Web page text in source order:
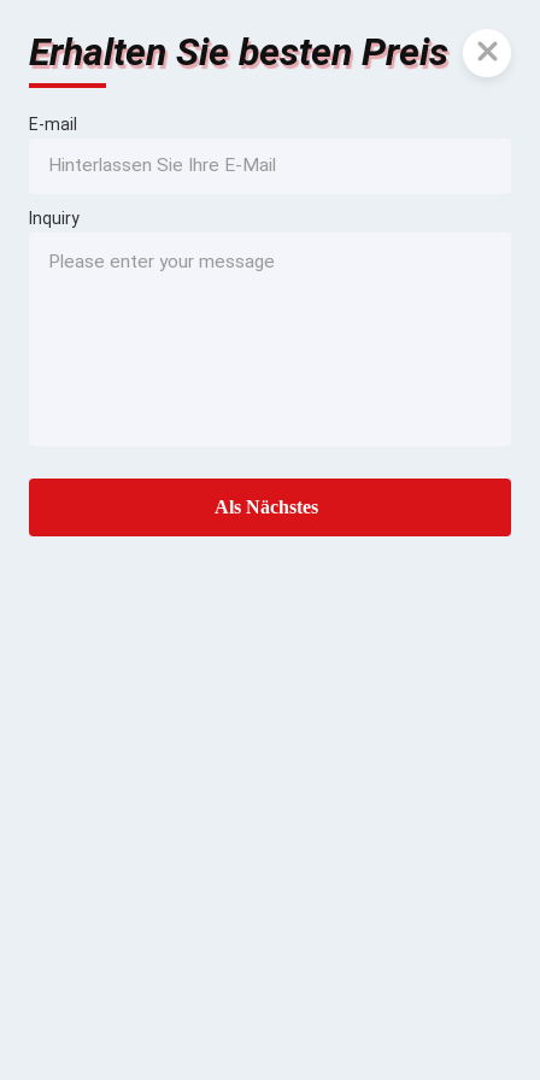
Erhalten Sie besten Preis
E-mail
Inquiry
Als Nächstes